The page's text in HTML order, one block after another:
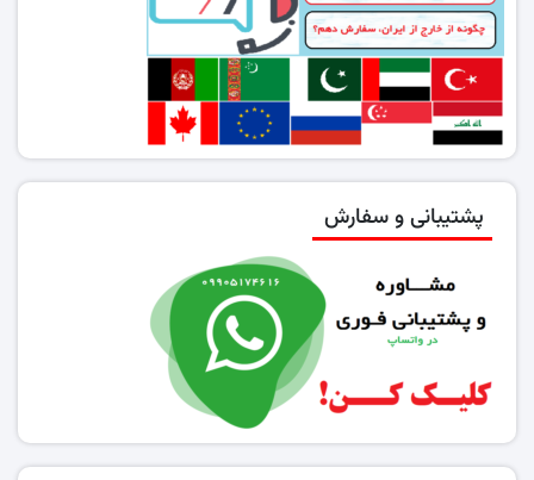
پشتیبانی و سفارش